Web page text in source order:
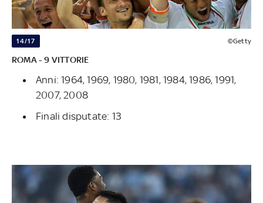
14/17 ©Getty
ROMA - 9 VITTORIE
Anni: 1964, 1969, 1980, 1981, 1984, 1986, 1991,
2007, 2008
Finali disputate: 13